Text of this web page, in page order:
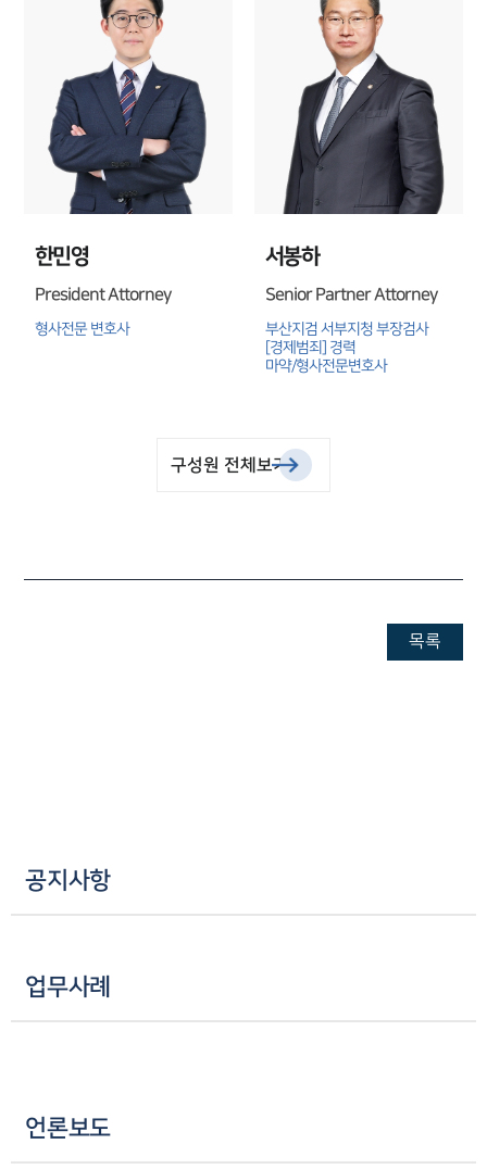
한민영
President Attorney
형사전문 변호사
서봉하
Senior Partner Attorney
부산지검 서부지청 부장검사
[경제범죄] 경력
마약/형사전문변호사
구성원 전체보기
목록
공지사항
업무사례
언론보도